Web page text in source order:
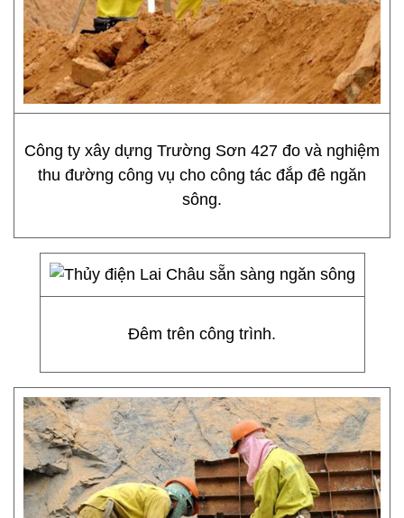
Công ty xây dựng Trường Sơn 427 đo và nghiệm
thu đường công vụ cho công tác đắp đê ngăn
sông.
Đêm trên công trình.